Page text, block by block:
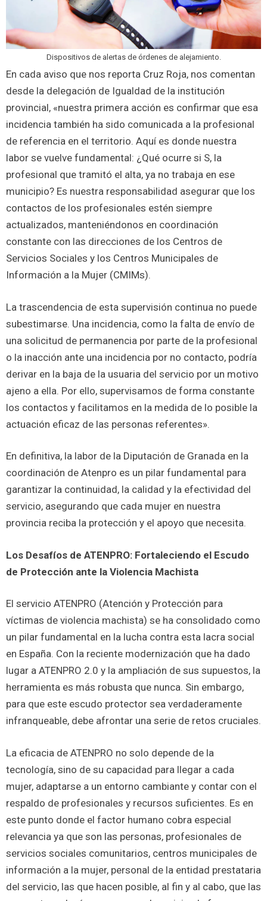
Dispositivos de alertas de órdenes de alejamiento.
En cada aviso que nos reporta Cruz Roja, nos comentan
desde la delegación de Igualdad de la institución
provincial, «nuestra primera acción es confirmar que esa
incidencia también ha sido comunicada a la profesional
de referencia en el territorio. Aquí es donde nuestra
labor se vuelve fundamental: ¿Qué ocurre si S, la
profesional que tramitó el alta, ya no trabaja en ese
municipio? Es nuestra responsabilidad asegurar que los
contactos de los profesionales estén siempre
actualizados, manteniéndonos en coordinación
constante con las direcciones de los Centros de
Servicios Sociales y los Centros Municipales de
Información a la Mujer (CMIMs).
La trascendencia de esta supervisión continua no puede
subestimarse. Una incidencia, como la falta de envío de
una solicitud de permanencia por parte de la profesional
o la inacción ante una incidencia por no contacto, podría
derivar en la baja de la usuaria del servicio por un motivo
ajeno a ella. Por ello, supervisamos de forma constante
los contactos y facilitamos en la medida de lo posible la
actuación eficaz de las personas referentes».
En definitiva, la labor de la Diputación de Granada en la
coordinación de Atenpro es un pilar fundamental para
garantizar la continuidad, la calidad y la efectividad del
servicio, asegurando que cada mujer en nuestra
provincia reciba la protección y el apoyo que necesita.
Los Desafíos de ATENPRO: Fortaleciendo el Escudo
de Protección ante la Violencia Machista
El servicio ATENPRO (Atención y Protección para
víctimas de violencia machista) se ha consolidado como
un pilar fundamental en la lucha contra esta lacra social
en España. Con la reciente modernización que ha dado
lugar a ATENPRO 2.0 y la ampliación de sus supuestos, la
herramienta es más robusta que nunca. Sin embargo,
para que este escudo protector sea verdaderamente
infranqueable, debe afrontar una serie de retos cruciales.
La eficacia de ATENPRO no solo depende de la
tecnología, sino de su capacidad para llegar a cada
mujer, adaptarse a un entorno cambiante y contar con el
respaldo de profesionales y recursos suficientes. Es en
este punto donde el factor humano cobra especial
relevancia ya que son las personas, profesionales de
servicios sociales comunitarios, centros municipales de
información a la mujer, personal de la entidad prestataria
del servicio, las que hacen posible, al fin y al cabo, que las